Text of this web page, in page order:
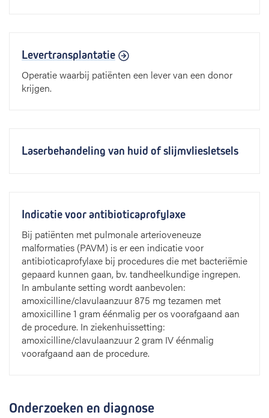
Levertransplantatie
Operatie waarbij patiënten een lever van een donor
krijgen.
Laserbehandeling van huid of slijmvliesletsels
Indicatie voor antibioticaprofylaxe
Bij patiënten met pulmonale arterioveneuze
malformaties (PAVM) is er een indicatie voor
antibioticaprofylaxe bij procedures die met bacteriëmie
gepaard kunnen gaan, bv. tandheelkundige ingrepen.
In ambulante setting wordt aanbevolen:
amoxicilline/clavulaanzuur 875 mg tezamen met
amoxicilline 1 gram éénmalig per os voorafgaand aan
de procedure. In ziekenhuissetting:
amoxicilline/clavulaanzuur 2 gram IV éénmalig
voorafgaand aan de procedure.
Onderzoeken en diagnose